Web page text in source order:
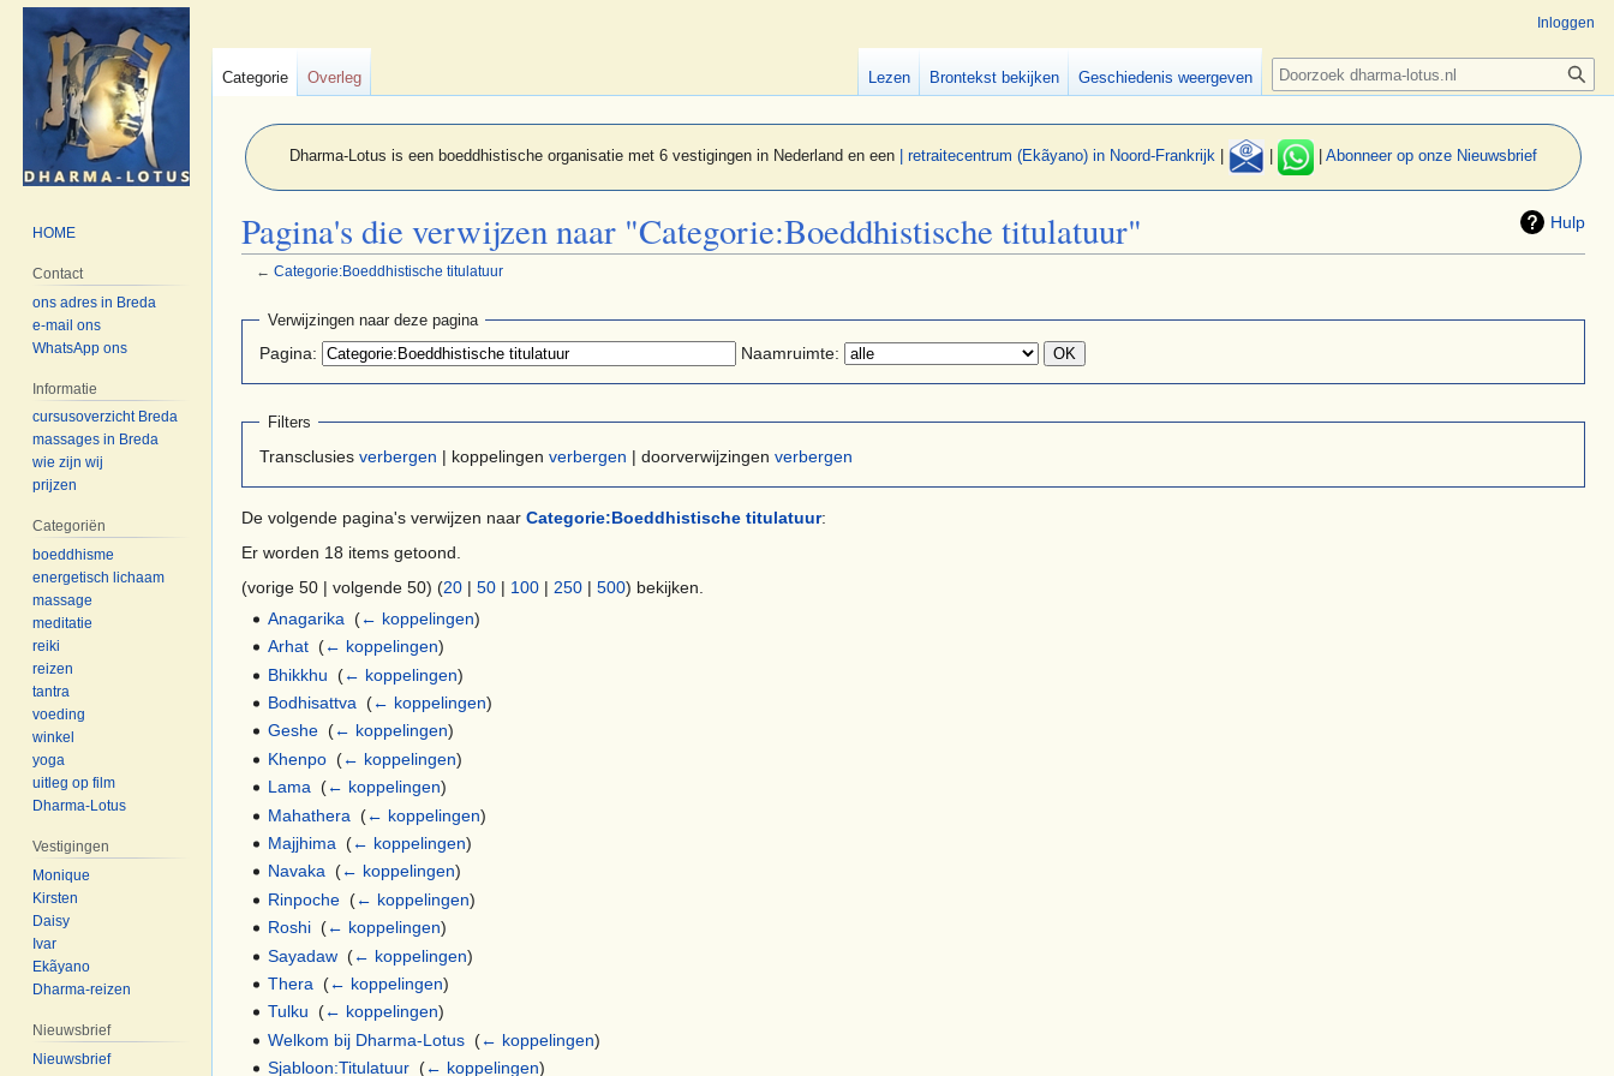
Dharma-Lotus is een boeddhistische organisatie met 6 vestigingen in Nederland en een | retraitecentrum (Ekãyano) in Noord-Frankrijk Abonneer op onze Nieuwsbrief
Hulp
Pagina's die verwijzen naar "Categorie:Boeddhistische titulatuur"
← Categorie:Boeddhistische titulatuur
Naar
springen
Naar
springen
Verwijzingen naar deze pagina
Pagina: Naamruimte:
Filters
Transclusies verbergen | koppelingen verbergen | doorverwijzingen verbergen
De volgende pagina's verwijzen naar Categorie:Boeddhistische titulatuur:
Er worden 18 items getoond.
(vorige 50 | volgende 50) (20 | 50 | 100 | 250 | 500) bekijken.
Anagarika ‎(← koppelingen)
Arhat ‎(← koppelingen)
Bhikkhu ‎(← koppelingen)
Bodhisattva ‎(← koppelingen)
Geshe ‎(← koppelingen)
Khenpo ‎(← koppelingen)
Lama ‎(← koppelingen)
Mahathera ‎(← koppelingen)
Majjhima ‎(← koppelingen)
Navaka ‎(← koppelingen)
Rinpoche ‎(← koppelingen)
Roshi ‎(← koppelingen)
Sayadaw ‎(← koppelingen)
Thera ‎(← koppelingen)
Tulku ‎(← koppelingen)
Welkom bij Dharma-Lotus ‎(← koppelingen)
Sjabloon:Titulatuur ‎(← koppelingen)
Inloggen
Categorie Overleg Lezen Brontekst bekijken Geschiedenis weergeven Zoeken
HOME
Contact
ons adres in Breda
e-mail ons
WhatsApp ons
Informatie
cursusoverzicht Breda
massages in Breda
wie zijn wij
prijzen
Categoriën
boeddhisme
energetisch lichaam
massage
meditatie
reiki
reizen
tantra
voeding
winkel
yoga
uitleg op film
Dharma-Lotus
Vestigingen
Monique
Kirsten
Daisy
Ivar
Ekãyano
Dharma-reizen
Nieuwsbrief
Nieuwsbrief